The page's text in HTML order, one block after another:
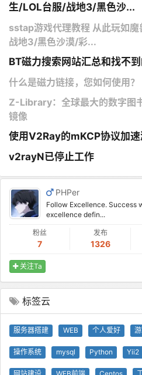
生/LOL台服/战地3/黑色沙...
sstap游戏代理教程 从此玩如
战地3/黑色沙漠/彩...
BT磁力搜索网站汇总和找不
什么是磁力链接，您如何使用？
Z-Library：全球最大的数字图
镜像
使用V2Ray的mKCP协议加
v2rayN已停止工作
PHPer
Follow Excellence. Success
excellence defin...
粉丝
7
发布
1326
关注Ta
标签云
服务器搭建 WEB 个人爱好
操作系统 mysql Python Yii2